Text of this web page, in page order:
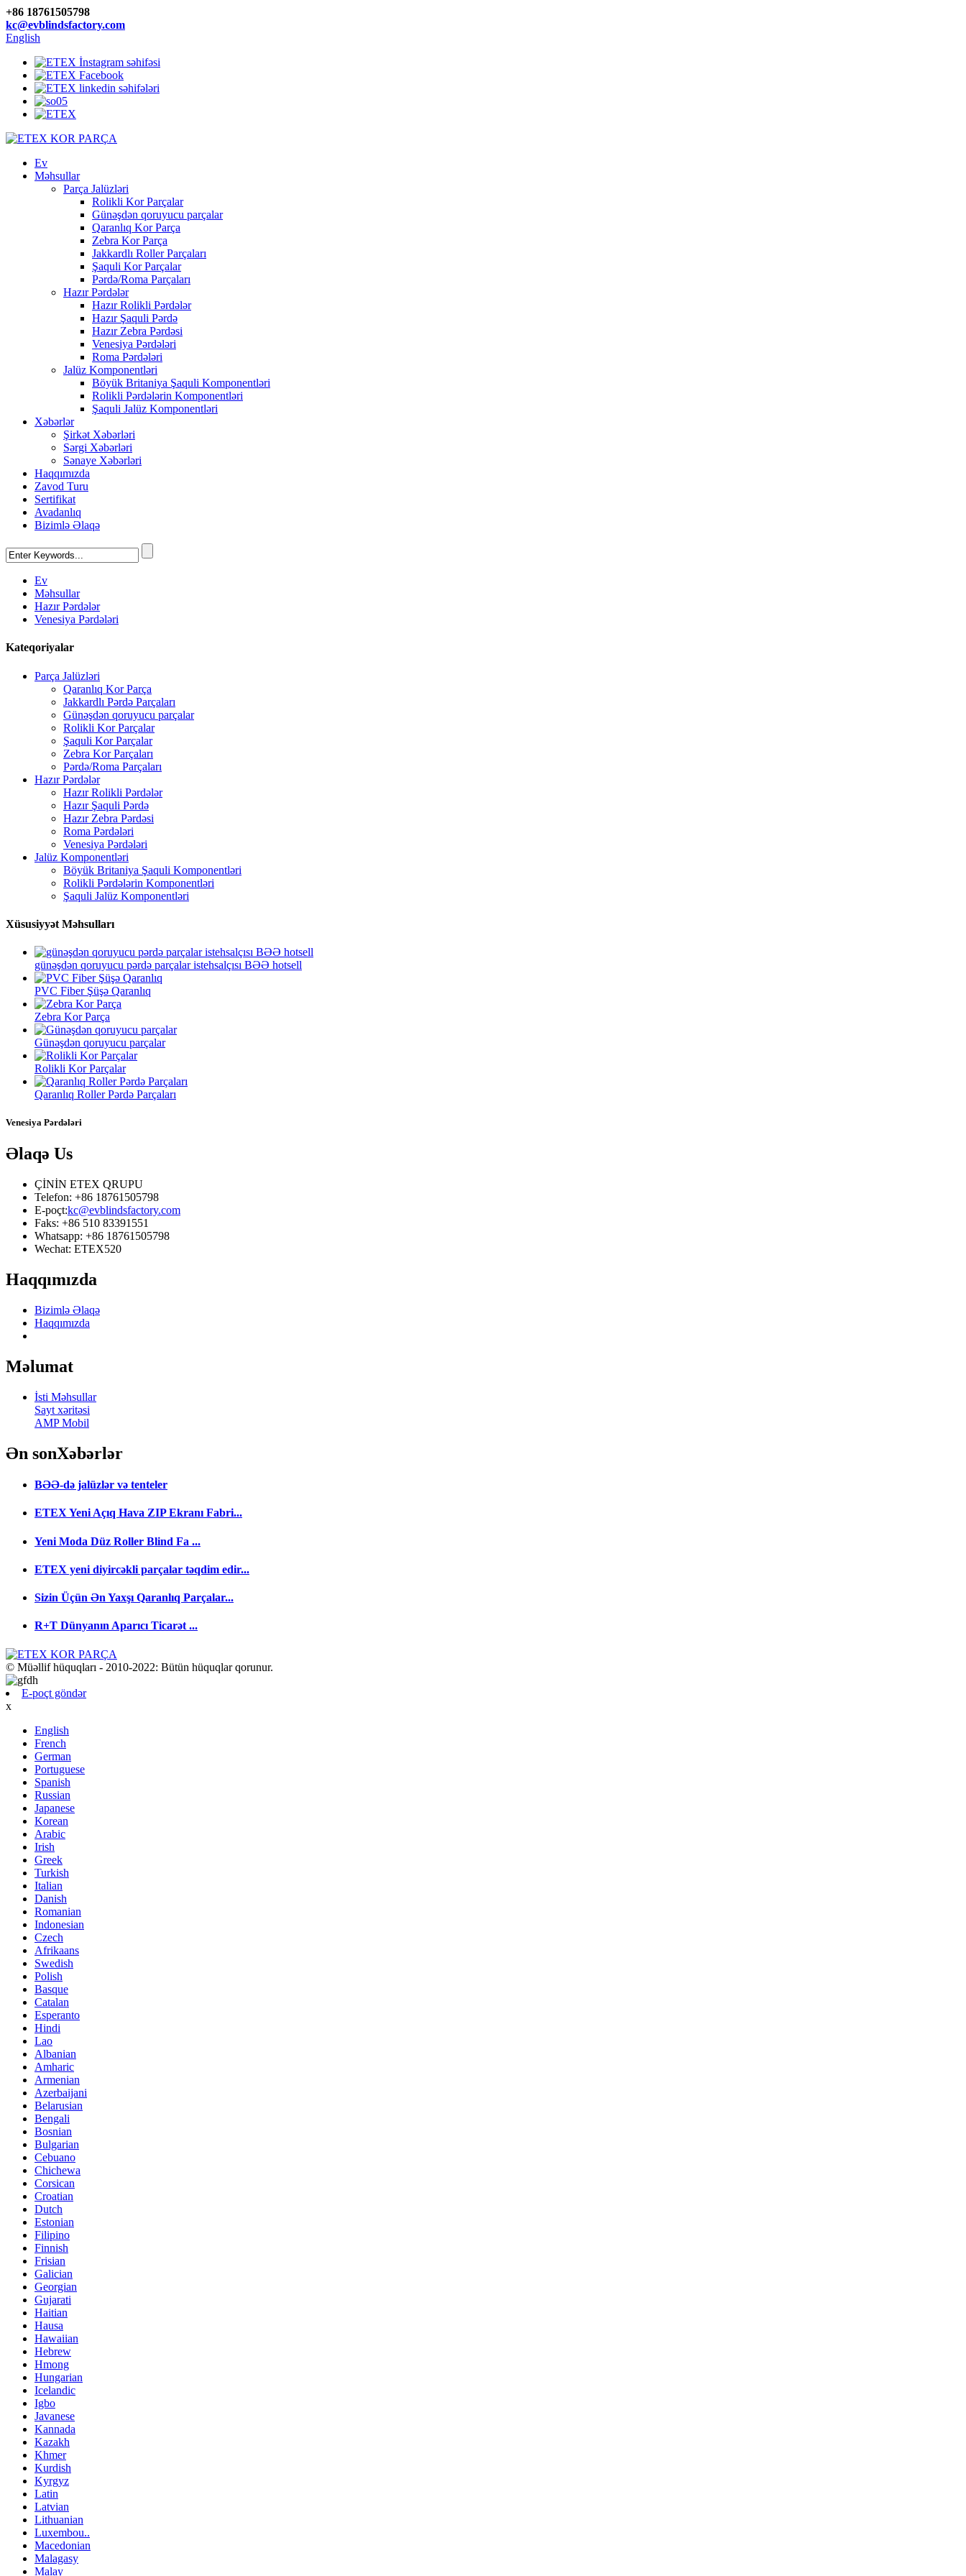
+86 18761505798
kc@evblindsfactory.com
English
Ev
Məhsullar
Parça Jalüzləri
Rolikli Kor Parçalar
Günəşdən qoruyucu parçalar
Qaranlıq Kor Parça
Zebra Kor Parça
Jakkardlı Roller Parçaları
Şaquli Kor Parçalar
Pərdə/Roma Parçaları
Hazır Pərdələr
Hazır Rolikli Pərdələr
Hazır Şaquli Pərdə
Hazır Zebra Pərdəsi
Venesiya Pərdələri
Roma Pərdələri
Jalüz Komponentləri
Böyük Britaniya Şaquli Komponentləri
Rolikli Pərdələrin Komponentləri
Şaquli Jalüz Komponentləri
Xəbərlər
Şirkət Xəbərləri
Sərgi Xəbərləri
Sənaye Xəbərləri
Haqqımızda
Zavod Turu
Sertifikat
Avadanlıq
Bizimlə Əlaqə
Ev
Məhsullar
Hazır Pərdələr
Venesiya Pərdələri
Kateqoriyalar
Parça Jalüzləri
Qaranlıq Kor Parça
Jakkardlı Pərdə Parçaları
Günəşdən qoruyucu parçalar
Rolikli Kor Parçalar
Şaquli Kor Parçalar
Zebra Kor Parçaları
Pərdə/Roma Parçaları
Hazır Pərdələr
Hazır Rolikli Pərdələr
Hazır Şaquli Pərdə
Hazır Zebra Pərdəsi
Roma Pərdələri
Venesiya Pərdələri
Jalüz Komponentləri
Böyük Britaniya Şaquli Komponentləri
Rolikli Pərdələrin Komponentləri
Şaquli Jalüz Komponentləri
Xüsusiyyət Məhsulları
günəşdən qoruyucu pərdə parçalar istehsalçısı BƏƏ hotsell
PVC Fiber Şüşə Qaranlıq
Zebra Kor Parça
Günəşdən qoruyucu parçalar
Rolikli Kor Parçalar
Qaranlıq Roller Pərdə Parçaları
Venesiya Pərdələri
Əlaqə Us
ÇİNİN ETEX QRUPU
Telefon: +86 18761505798
E-poçt:kc@evblindsfactory.com
Faks: +86 510 83391551
Whatsapp: +86 18761505798
Wechat: ETEX520
Haqqımızda
Bizimlə Əlaqə
Haqqımızda
Məlumat
İsti Məhsullar
Sayt xəritəsi
AMP Mobil
Ən sonXəbərlər
BƏƏ-də jalüzlər və tenteler
ETEX Yeni Açıq Hava ZIP Ekranı Fabri...
Yeni Moda Düz Roller Blind Fa ...
ETEX yeni diyircəkli parçalar təqdim edir...
Sizin Üçün Ən Yaxşı Qaranlıq Parçalar...
R+T Dünyanın Aparıcı Ticarət ...
© Müəllif hüquqları - 2010-2022: Bütün hüquqlar qorunur.
E-poçt göndər
x
English
French
German
Portuguese
Spanish
Russian
Japanese
Korean
Arabic
Irish
Greek
Turkish
Italian
Danish
Romanian
Indonesian
Czech
Afrikaans
Swedish
Polish
Basque
Catalan
Esperanto
Hindi
Lao
Albanian
Amharic
Armenian
Azerbaijani
Belarusian
Bengali
Bosnian
Bulgarian
Cebuano
Chichewa
Corsican
Croatian
Dutch
Estonian
Filipino
Finnish
Frisian
Galician
Georgian
Gujarati
Haitian
Hausa
Hawaiian
Hebrew
Hmong
Hungarian
Icelandic
Igbo
Javanese
Kannada
Kazakh
Khmer
Kurdish
Kyrgyz
Latin
Latvian
Lithuanian
Luxembou..
Macedonian
Malagasy
Malay